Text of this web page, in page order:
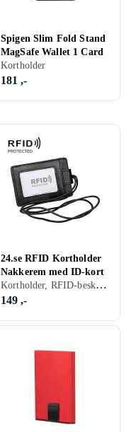
Spigen Slim Fold Stand
MagSafe Wallet 1 Card
Kortholder
181 ,-
24.se RFID Kortholder
Nakkerem med ID-kort
Kortholder, RFID-beskyttelse
149 ,-